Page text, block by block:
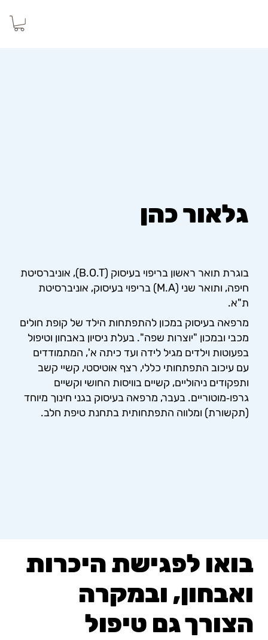
בוגרת תואר ראשון בריפוי בעיסוק (B.O.T), אוניברסיטת
חיפה, ותואר שני (M.A) בריפוי בעיסוק, אוניברסיטת
ת"א.
מרפאה בעיסוק במכון להתפתחות הילד של קופת חולים
מכבי ובמכון "יוצרות שפה". בעלת ניסיון באבחון וטיפול
בפעוטות וילדים מגיל לידה ועד כיתה א', המתמודדים
עם עיכוב התפתחותי כללי, רצף אוטיסטי, קשיי קשב
ותפקודים ניהוליים, קשיים בוויסות החושי וקשיים
גרפו‑מוטוריים. בעבר, מרפאה בעיסוק בגני חינוך מיוחד
(תקשורת) ומלווה התפתחותית בתחנת טיפת חלב.
גלאור כהן
בואו לפגישת היכרות
ואבחון, ובמקרה
הצורך גם טיפול